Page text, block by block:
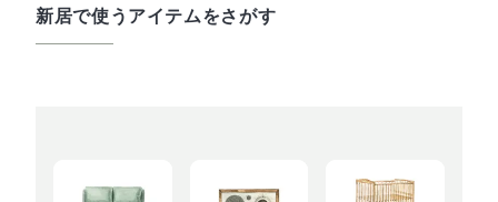
新居で使うアイテムをさがす